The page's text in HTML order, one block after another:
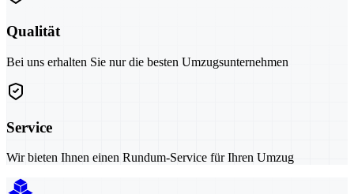
Qualität
Bei uns erhalten Sie nur die besten Umzugsunternehmen
Service
Wir bieten Ihnen einen Rundum-Service für Ihren Umzug